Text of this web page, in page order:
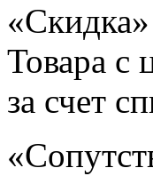
Товара с
за счет